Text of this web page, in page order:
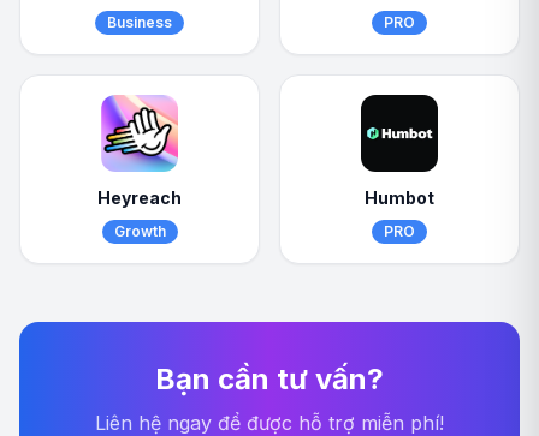
Business PRO
Heyreach
Growth
Humbot
PRO
Bạn cần tư vấn?
Liên hệ ngay để được hỗ trợ miễn phí!